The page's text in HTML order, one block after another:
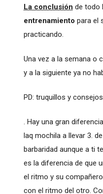
La conclusión de todo
entrenamiento para el
practicando.
Una vez a la semana o
y a la siguiente ya no
PD: truquillos y
. Hay una gran
laq mochila a llevar 3.
barbaridad aunque a ti
es la diferencia de que
el ritmo y su
con el ritmo del otro.